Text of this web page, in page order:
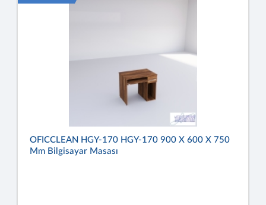
OFICCLEAN HGY-170 HGY-170 900 X 600 X 750
Mm Bilgisayar Masası